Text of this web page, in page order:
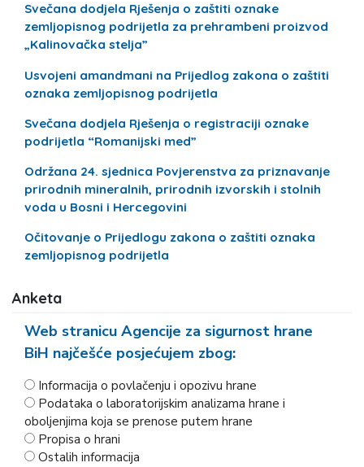
Svečana dodjela Rješenja o zaštiti oznake
zemljopisnog podrijetla za prehrambeni proizvod
„Kalinovačka stelja”
Usvojeni amandmani na Prijedlog zakona o zaštiti
oznaka zemljopisnog podrijetla
Svečana dodjela Rješenja o registraciji oznake
podrijetla “Romanijski med”
Održana 24. sjednica Povjerenstva za priznavanje
prirodnih mineralnih, prirodnih izvorskih i stolnih
voda u Bosni i Hercegovini
Očitovanje o Prijedlogu zakona o zaštiti oznaka
zemljopisnog podrijetla
Anketa
Web stranicu Agencije za sigurnost hrane
BiH najčešće posjećujem zbog:
Informacija o povlačenju i opozivu hrane
Podataka o laboratorijskim analizama hrane i
oboljenjima koja se prenose putem hrane
Propisa o hrani
Ostalih informacija